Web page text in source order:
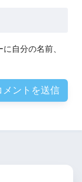
自分の名前、